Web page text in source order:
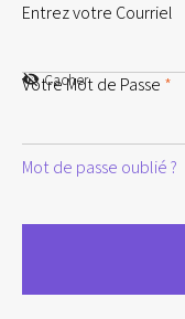
Entrez votre Courriel
Votre Mot de Passe *
Cacher
Mot de passe oublié ?